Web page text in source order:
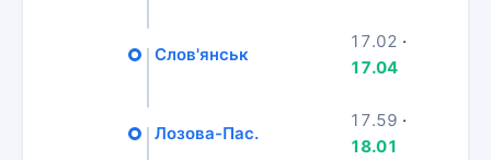
Слов'янськ
17.02 ·
17.04
Лозова-Пас.
17.59 ·
18.01